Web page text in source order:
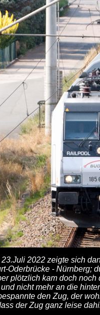
2022 zeigte sich
Oderbrücke - Nürnberg;
plötzlich kam doch
nicht mehr an die
den Zug, der
der Zug ganz leise